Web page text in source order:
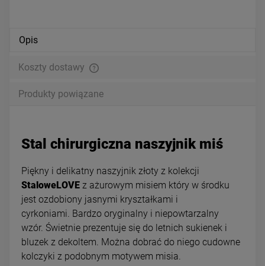
Opis
Koszty dostawy
Produkty powiązane
Stal chirurgiczna naszyjnik miś
Piękny i delikatny naszyjnik złoty z kolekcji
StaloweLOVE z ażurowym misiem który w środku
jest ozdobiony jasnymi kryształkami i
cyrkoniami. Bardzo oryginalny i niepowtarzalny
wzór. Świetnie prezentuje się do letnich sukienek i
bluzek z dekoltem. Można dobrać do niego cudowne
kolczyki z podobnym motywem misia.